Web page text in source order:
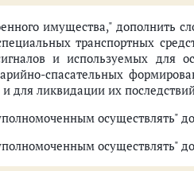
имущества," дополнить
транспортных
и используемых для
спасательных
для ликвидации их
осуществлять"
осуществлять"